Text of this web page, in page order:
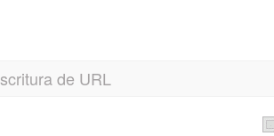
de URL